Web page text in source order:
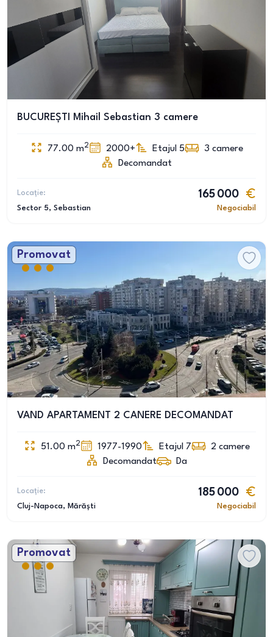
BUCUREȘTI Mihail Sebastian 3 camere
77.00 m2 2000+ Etajul 5 3 camere
Decomandat
Locație:
Sector 5, Sebastian
165 000
Negociabil
Promovat
VAND APARTAMENT 2 CANERE DECOMANDAT
51.00 m2 1977-1990 Etajul 7 2 camere
Decomandat
Da
Locație:
Cluj-Napoca, Mărăști
185 000
Negociabil
Promovat